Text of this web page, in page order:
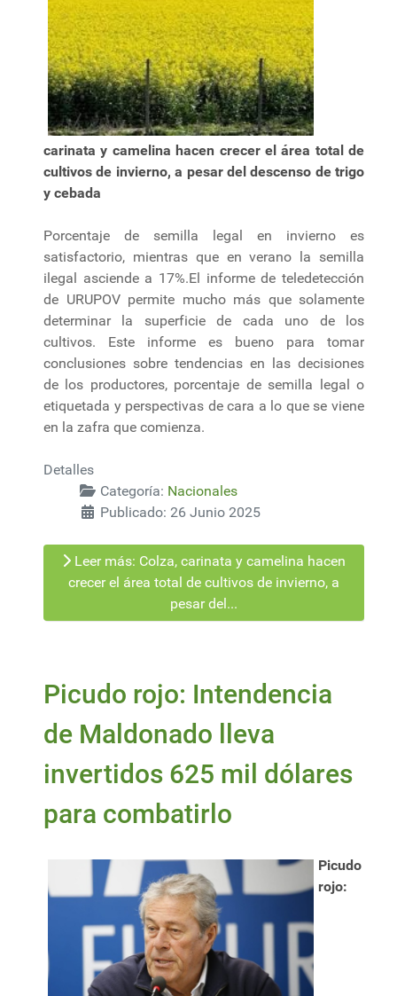
carinata y camelina hacen crecer el área total de
cultivos de invierno, a pesar del descenso de trigo
y cebada
Porcentaje de semilla legal en invierno es
satisfactorio, mientras que en verano la semilla
ilegal asciende a 17%.El informe de teledetección
de URUPOV permite mucho más que solamente
determinar la superficie de cada uno de los
cultivos. Este informe es bueno para tomar
conclusiones sobre tendencias en las decisiones
de los productores, porcentaje de semilla legal o
etiquetada y perspectivas de cara a lo que se viene
en la zafra que comienza.
Detalles
Categoría: Nacionales
Publicado: 26 Junio 2025
Leer más: Colza, carinata y camelina hacen
crecer el área total de cultivos de invierno, a
pesar del...
Picudo rojo: Intendencia
de Maldonado lleva
invertidos 625 mil dólares
para combatirlo
Picudo
rojo: